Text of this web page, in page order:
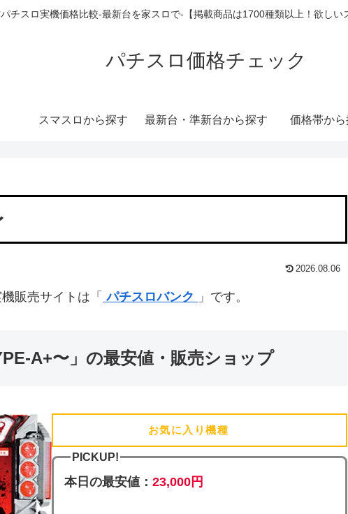
チスロ実機価格比較-最新台を家スロで-【掲載商品は1700種類以上！欲しい
パチスロ価格チェック
スマスロから探す 最新台・準新台から探す 価格帯から
2026.08.06
販売サイトは「 パチスロバンク 」です。
A+〜」の最安値・販売ショップ
お気に入り機種
PICKUP!
本日の最安値： 23,000円